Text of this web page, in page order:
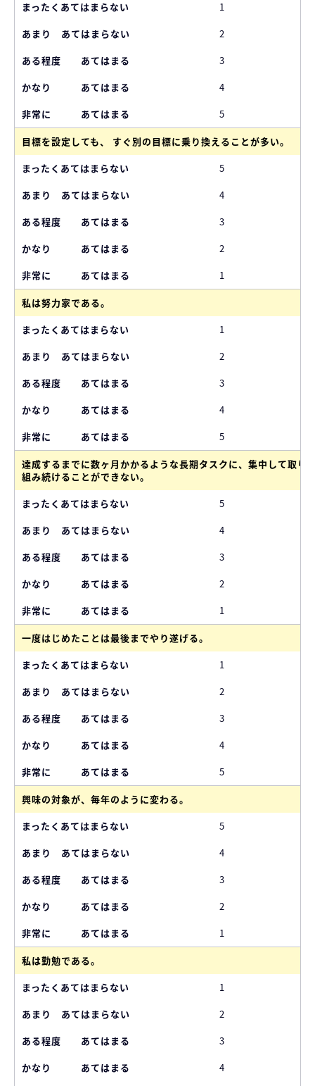
1
2
3
4
5
目標を設定しても、 すぐ別の目標に乗り換えることが多い。
5
4
3
2
1
私は努力家である。
1
2
3
4
5
達成するまでに数ヶ月かかるような長期タスクに、集中して取り
組み続けることができない。
5
4
3
2
1
一度はじめたことは最後までやり遂げる。
1
2
3
4
5
興味の対象が、毎年のように変わる。
5
4
3
2
1
私は勤勉である。
1
2
3
4